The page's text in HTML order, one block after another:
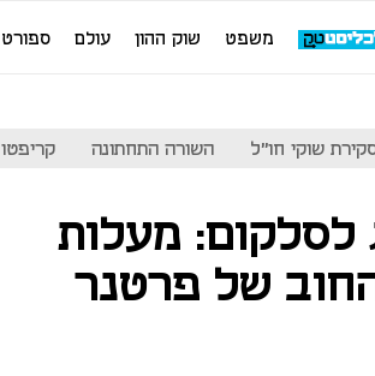
משפט שוק ההון עולם ספורט
שוקי חו"ל השורה התחתונה קריפטו
לסלקום: מעלות
של פרטנר